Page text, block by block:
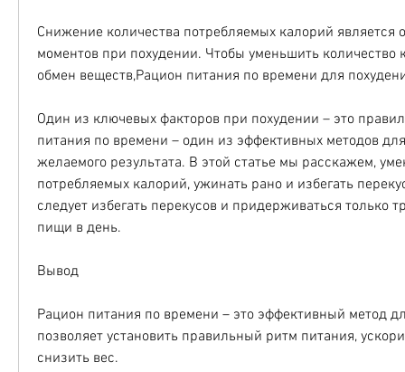
Снижение количества потребляемых калорий является
моментов при похудении. Чтобы уменьшить количество
обмен веществ,Рацион питания по времени для
Один из ключевых факторов при похудении – это
питания по времени – один из эффективных методов
желаемого результата. В этой статье мы расскажем,
потребляемых калорий, ужинать рано и избегать
следует избегать перекусов и придерживаться только
пищи в день.
Вывод
Рацион питания по времени – это эффективный метод
позволяет установить правильный ритм питания,
снизить вес.